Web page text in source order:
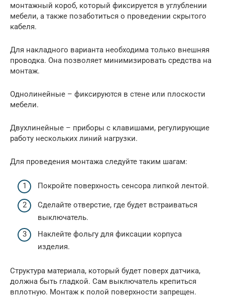
монтажный короб, который фиксируется в углублении
мебели, а также позаботиться о проведении скрытого
кабеля.
Для накладного варианта необходима только внешняя
проводка. Она позволяет минимизировать средства на
монтаж.
Однолинейные – фиксируются в стене или плоскости
мебели.
Двухлинейные – приборы с клавишами, регулирующие
работу нескольких линий нагрузки.
Для проведения монтажа следуйте таким шагам:
Покройте поверхность сенсора липкой лентой.
Сделайте отверстие, где будет встраиваться
выключатель.
Наклейте фольгу для фиксации корпуса
изделия.
Структура материала, который будет поверх датчика,
должна быть гладкой. Сам выключатель крепиться
вплотную. Монтаж к полой поверхности запрещен.